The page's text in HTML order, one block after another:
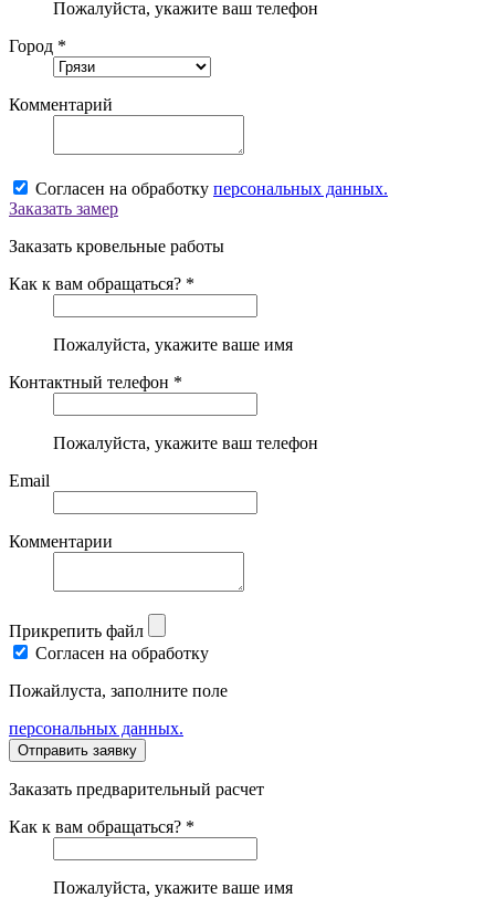
Пожалуйста, укажите ваш телефон
Город *
Комментарий
Согласен на обработку персональных данных.
Заказать замер
Заказать кровельные работы
Как к вам обращаться? *
Пожалуйста, укажите ваше имя
Контактный телефон *
Пожалуйста, укажите ваш телефон
Email
Комментарии
Прикрепить файл
Согласен на обработку
Пожайлуста, заполните поле
персональных данных.
Заказать предварительный расчет
Как к вам обращаться? *
Пожалуйста, укажите ваше имя